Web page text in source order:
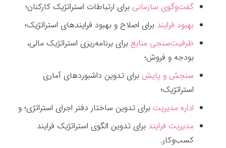
گفت‌وگوی سازمانی برای ارتباطات استراتژیک کارکنان؛
بهبود فرایند برای اصلاح و بهبود فرایندهای استراتژيک؛
ظرفیت‌سنجی منابع برای برنامه‌ریزی استراتژيک مالی،
بودجه و فروش؛
سنجش و پایش برای تدوین داشبوردهای آماری
استراتژیک؛
اداره مدیریت برای تدوین ساختار دفتر اجرای استراتژی؛ و
مدیریت فرایند برای تدوین الگوی استراتژیک فرایند
کسب‌وکار.